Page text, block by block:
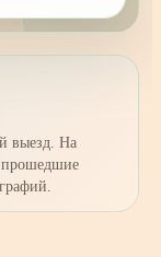
выезд. На
прошедшие